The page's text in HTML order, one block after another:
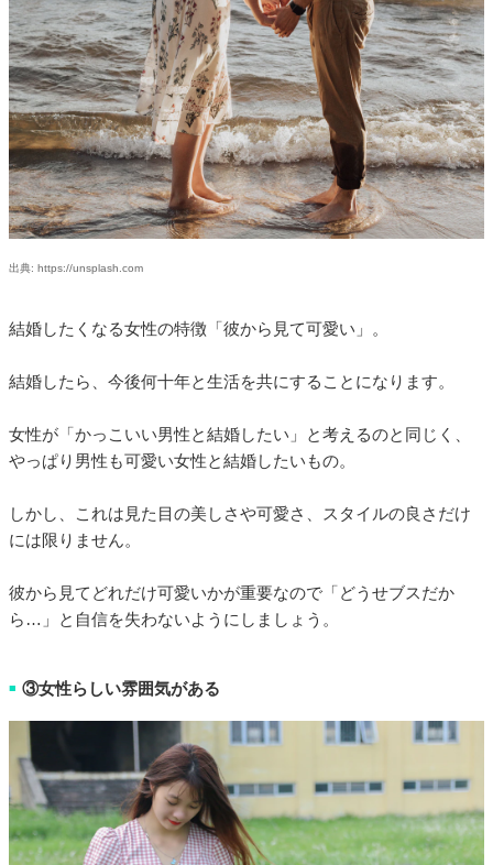
出典: https://unsplash.com
結婚したくなる女性の特徴「彼から見て可愛い」。
結婚したら、今後何十年と生活を共にすることになります。
女性が「かっこいい男性と結婚したい」と考えるのと同じく、
やっぱり男性も可愛い女性と結婚したいもの。
しかし、これは見た目の美しさや可愛さ、スタイルの良さだけ
には限りません。
彼から見てどれだけ可愛いかが重要なので「どうせブスだか
ら…」と自信を失わないようにしましょう。
■ ③女性らしい雰囲気がある